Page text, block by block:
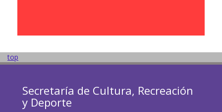
top
Secretaría de Cultura, Recreación
y Deporte